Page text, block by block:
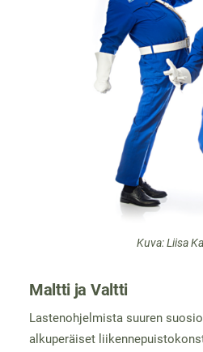
Kuva: Liisa
Maltti ja Valtti
Lastenohjelmista suuren
alkuperäiset